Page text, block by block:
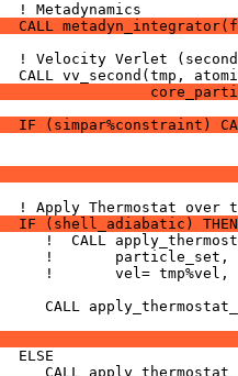
! Metadynamics
CALL
! Velocity Verlet
CALL vv_second(tmp,
IF (simpar%constraint)
! Apply Thermostat over
IF (shell_adiabatic) THEN
!  CALL
!
!       vel=
CALL
ELSE
CALL